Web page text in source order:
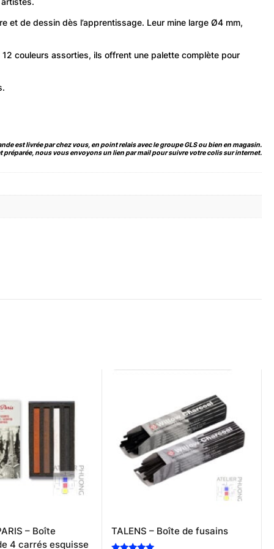
et de dessin dès l’apprentissage. Leur mine large Ø4 mm,
couleurs assorties, ils offrent une palette complète pour
est livrée par chez vous, en point relais avec le groupe GLS ou bien en magasin.
préparée, nous vous envoyons un lien par mail pour suivre votre colis sur internet.
– Boîte
4 carrés esquisse
TALENS – Boîte de fusains